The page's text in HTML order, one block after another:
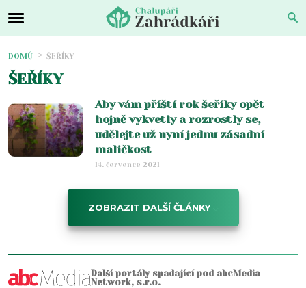
DOMŮ ŠEŘÍKY
ŠEŘÍKY
Aby vám příští rok šeříky opět
hojně vykvetly a rozrostly se,
udělejte už nyní jednu zásadní
maličkost
14. července 2021
ZOBRAZIT DALŠÍ ČLÁNKY
Další portály spadající pod abcMedia
Network, s.r.o.